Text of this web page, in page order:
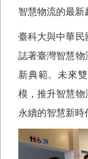
智慧物流的最新
臺科大與中華民
誌著臺灣智慧物
新典範。未來
模，推升智慧物
永續的智慧新時